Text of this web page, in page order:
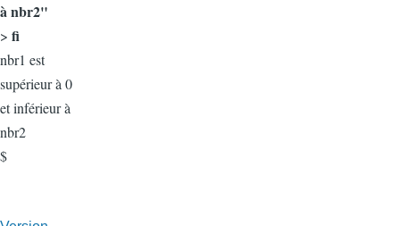
à nbr2"
> fi
nbr1 est
supérieur à 0
et inférieur à
nbr2
$